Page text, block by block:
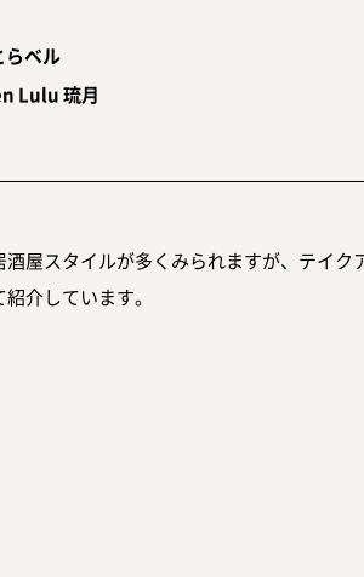
ベル
Lulu 琉月
屋スタイルが多くみられますが、テイク
介しています。